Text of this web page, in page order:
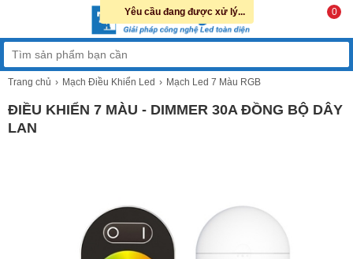
0
Trang chủ Mạch Điều Khiển Led Mạch Led 7 Màu RGB
ĐIỀU KHIỂN 7 MÀU - DIMMER 30A ĐỒNG BỘ DÂY
LAN
Yêu cầu đang được xử lý...